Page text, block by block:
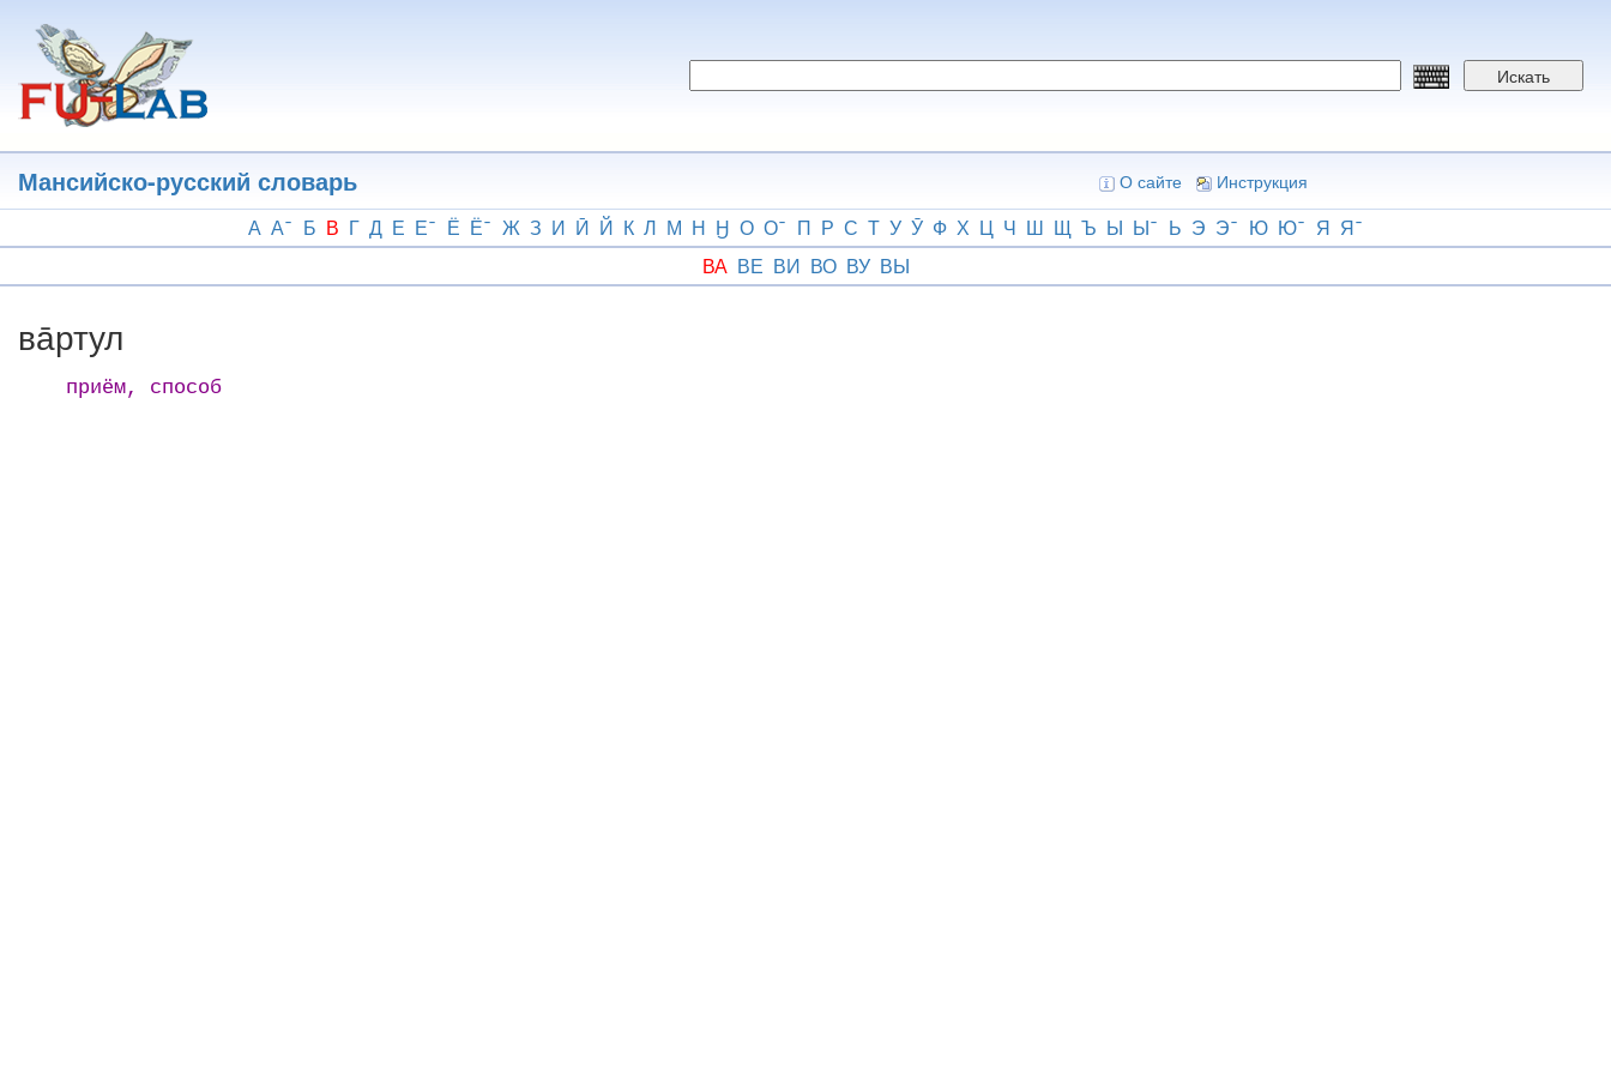
основному
содержанию
Искать
Мансийско-русский словарь О сайте Инструкция
А А Б В Г Д Е Е Ё Ё Ж З И Ӣ Й К Л М Н Ӈ О О П Р С Т У Ӯ Ф Х Ц Ч Ш Щ Ъ Ы Ы Ь Э Э Ю Ю Я Я
ВА ВЕ ВИ ВО ВУ ВЫ
ва̄ртул
приём, способ